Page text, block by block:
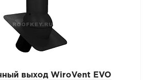
выход WiroVent EVO